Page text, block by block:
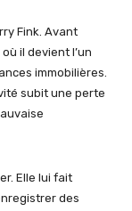
Fink. Avant
il devient l’un
immobilières.
subit une perte
Elle lui fait
des